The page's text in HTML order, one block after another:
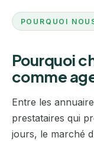
POURQUOI
Pourquoi
comme
Entre les
prestataires qui
jours, le marché